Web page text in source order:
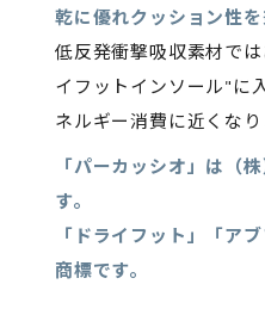
乾に優れクッション性
低反発衝撃吸収素材で
イフットインソール"に
ネルギー消費に近くなり
「パーカッシオ」は（
す。
「ドライフット」「ア
商標です。